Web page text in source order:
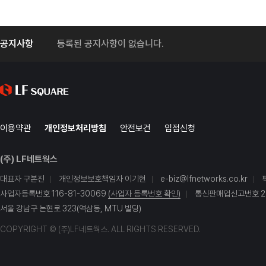
공지사항 등록된 공지사항이 없습니다.
이용약관 개인정보처리방침 안전보건 입점신청
(주) LF네트웍스
대표자 구본진 개인정보보호책임자 이기현 e-biz@lfnetworks.co.kr
사업자등록번호 116-81-30069 (사업자 등록번호 확인)
통신판매업신고번
서울 강남구 논현로 323(역삼동, MTU 빌딩)
COPYRIGHT © (주)LF네트웍스. ALL RIGHTS RESERVED.